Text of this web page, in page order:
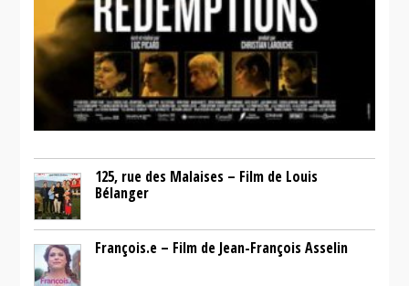
125, rue des Malaises – Film de Louis
Bélanger
François.e – Film de Jean-François Asselin